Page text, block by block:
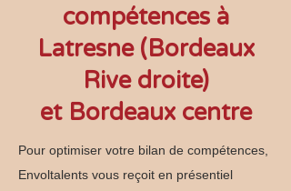
compétences à
Latresne (Bordeaux
Rive droite)
et Bordeaux centre
Pour optimiser votre bilan de compétences,
Envoltalents vous reçoit en présentiel